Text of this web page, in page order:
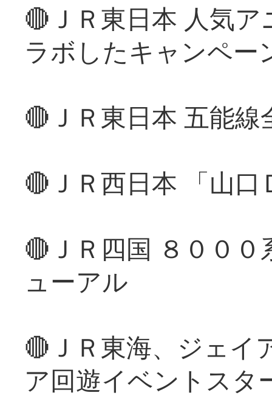
🔴ＪＲ東日本 人気
ラボしたキャンペー
🔴ＪＲ東日本 五能
🔴ＪＲ西日本 「山
🔴ＪＲ四国 ８００
ューアル
🔴ＪＲ東海、ジェイ
ア回遊イベントスタ